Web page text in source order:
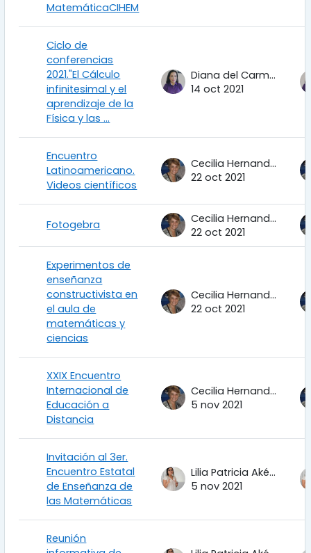
MatemáticaCIHEM
Ciclo de
conferencias
2021."El Cálculo
infinitesimal y el
aprendizaje de la
Física y las ...
Diana del Carmen Torres Corrales
14 oct 2021
Encuentro
Latinoamericano.
Videos científicos
Cecilia Hernandez Garciadiego
22 oct 2021
Fotogebra
Cecilia Hernandez Garciadiego
22 oct 2021
Experimentos de
enseñanza
constructivista en
el aula de
matemáticas y
ciencias
Cecilia Hernandez Garciadiego
22 oct 2021
XXIX Encuentro
Internacional de
Educación a
Distancia
Cecilia Hernandez Garciadiego
5 nov 2021
Invitación al 3er.
Encuentro Estatal
de Enseñanza de
las Matemáticas
Lilia Patricia Aké Tec
5 nov 2021
Reunión